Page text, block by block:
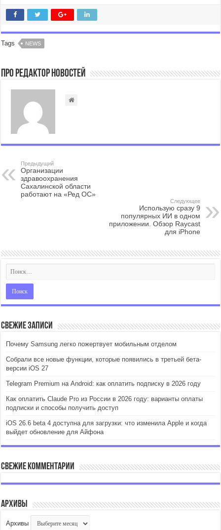
Tags NEWS
Про Редактор Новостей
Предыдущий
Организации
здравоохранения
Сахалинской области
работают на «Ред ОС»
Следующее
Использую сразу 9
популярных ИИ в одном
приложении. Обзор Raycast
для iPhone
Свежие записи
Почему Samsung легко пожертвует мобильным отделом
Собрали все новые функции, которые появились в третьей бета-
версии iOS 27
Telegram Premium на Android: как оплатить подписку в 2026 году
Как оплатить Claude Pro из России в 2026 году: варианты оплаты
подписки и способы получить доступ
iOS 26.6 beta 4 доступна для загрузки: что изменила Apple и когда
выйдет обновление для Айфона
Свежие комментарии
Архивы
Архивы